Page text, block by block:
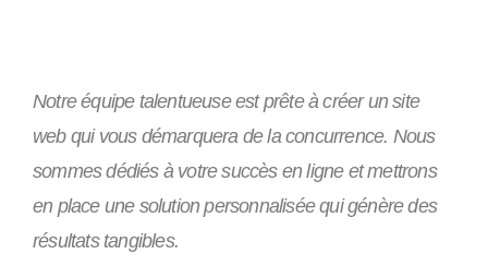
Notre équipe talentueuse est prête à créer un site
web qui vous démarquera de la concurrence. Nous
sommes dédiés à votre succès en ligne et mettrons
en place une solution personnalisée qui génère des
résultats tangibles.